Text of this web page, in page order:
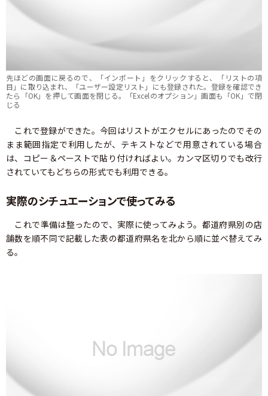
先ほどの画面に戻るので、「インポート」をクリックすると、「リストの項
目」に取り込まれ、「ユーザー設定リスト」にも登録された。登録を確認でき
たら「OK」を押して画面を閉じる。「Excelのオプション」画面も「OK」で閉
じる
これで登録ができた。今回はリストがエクセルにあったのでその
まま範囲指定で利用したが、テキストなどで用意されている場合
は、コピー＆ペーストで貼り付ければよい。カンマ区切りでも改行
されていてもどちらの形式でも利用できる。
実際のシチュエーションで使ってみる
これで準備は整ったので、実際に使ってみよう。都道府県別の店
舗数を順不同で記載した表の都道府県名を北から順に並べ替えてみ
る。